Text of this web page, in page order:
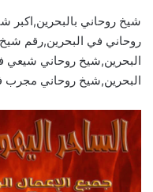
شيخ روحاني بالبحرين,اكبر
روحاني في البحرين,رقم
البحرين,شيخ روحاني شيعي
البحرين,شيخ روحاني مجرب